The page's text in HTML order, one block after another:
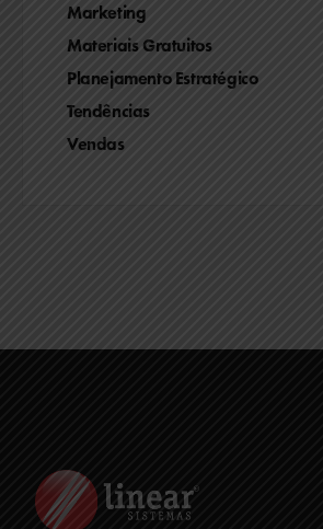
Marketing
Materiais Gratuitos
Planejamento Estratégico
Tendências
Vendas